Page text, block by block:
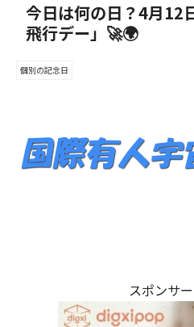
今日は何の日？4月12
飛行デー」🚀🌍
個別の記念日
スポンサ